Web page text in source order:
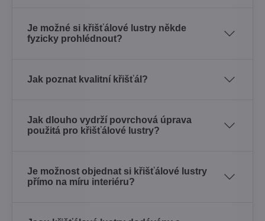
Je možné si křišťálové lustry někde
fyzicky prohlédnout?
Jak poznat kvalitní křišťál?
Jak dlouho vydrží povrchová úprava
použitá pro křišťálové lustry?
Je možnost objednat si křišťálové lustry
přímo na míru interiéru?